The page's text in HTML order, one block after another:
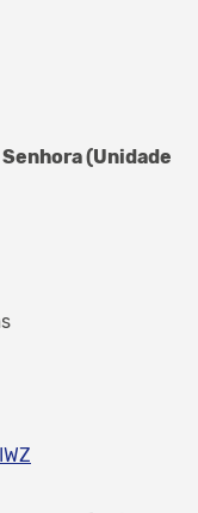
(Unidade